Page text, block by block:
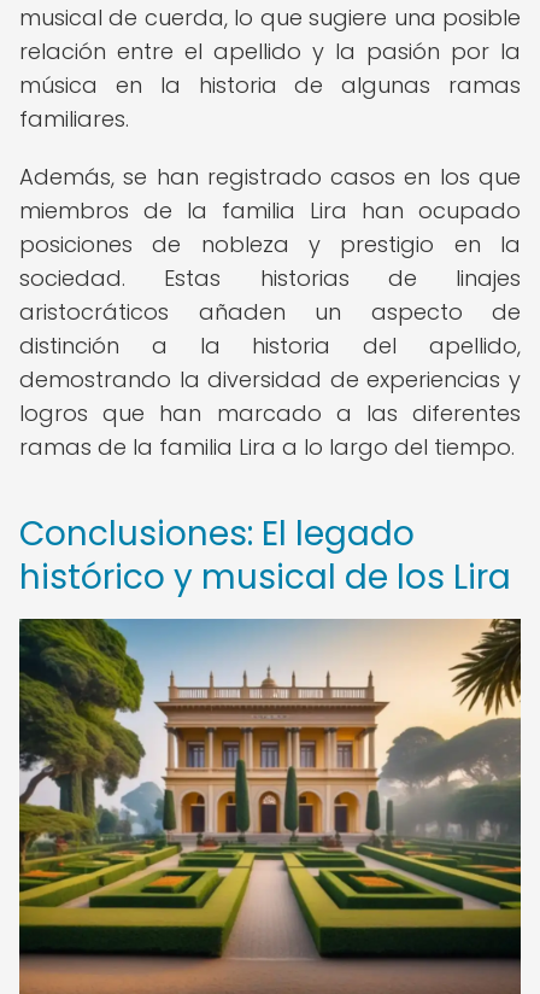
musical de cuerda, lo que sugiere una posible
relación entre el apellido y la pasión por la
música en la historia de algunas ramas
familiares.
Además, se han registrado casos en los que
miembros de la familia Lira han ocupado
posiciones de nobleza y prestigio en la
sociedad. Estas historias de linajes
aristocráticos añaden un aspecto de
distinción a la historia del apellido,
demostrando la diversidad de experiencias y
logros que han marcado a las diferentes
ramas de la familia Lira a lo largo del tiempo.
Conclusiones: El legado
histórico y musical de los Lira